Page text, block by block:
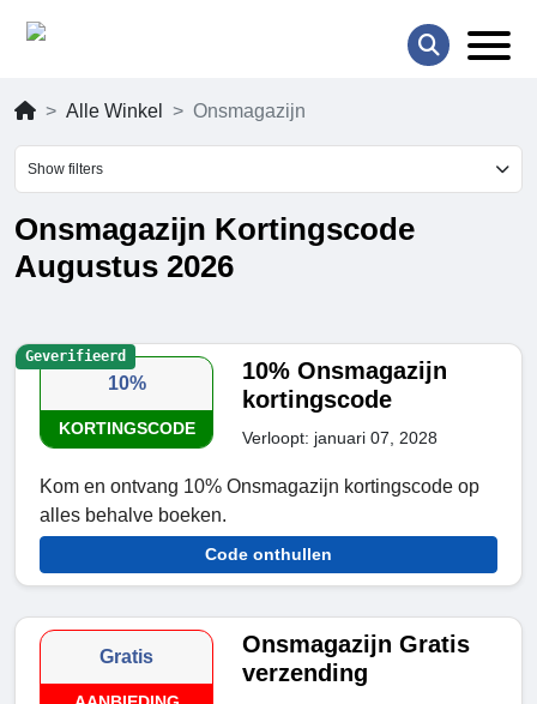
Alle Winkel Onsmagazijn
Show filters
Onsmagazijn Kortingscode
Augustus 2026
10%
KORTINGSCODE
10% Onsmagazijn
kortingscode
Verloopt: januari 07, 2028
Kom en ontvang 10% Onsmagazijn kortingscode op
alles behalve boeken.
Code onthullen
Geverifieerd
Gratis
Onsmagazijn Gratis
verzending